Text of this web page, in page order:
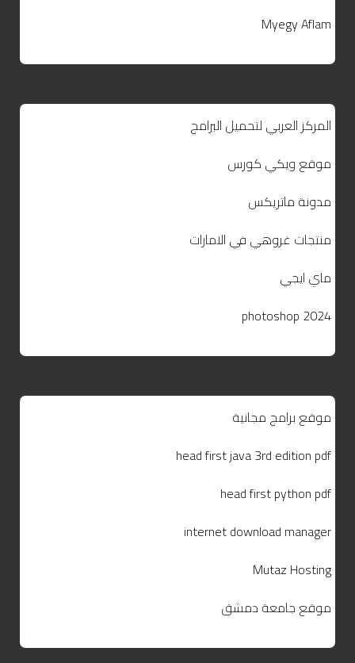
Myegy Aflam
المركز العربي لتحميل البرامج
موقع ويكي كورس
مدونة ماتريكس
منتجات غروهي في الامارات
ماي ايجي
photoshop 2024
موقع برامج مجانية
head first java 3rd edition pdf
head first python pdf
internet download manager
Mutaz Hosting
موقع جامعة دمشق